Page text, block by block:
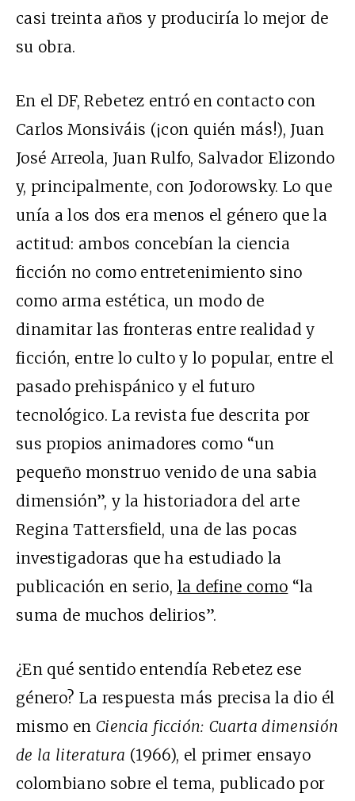
casi treinta años y produciría lo mejor de
su obra.
En el DF, Rebetez entró en contacto con
Carlos Monsiváis (¡con quién más!), Juan
José Arreola, Juan Rulfo, Salvador Elizondo
y, principalmente, con Jodorowsky. Lo que
unía a los dos era menos el género que la
actitud: ambos concebían la ciencia
ficción no como entretenimiento sino
como arma estética, un modo de
dinamitar las fronteras entre realidad y
ficción, entre lo culto y lo popular, entre el
pasado prehispánico y el futuro
tecnológico. La revista fue descrita por
sus propios animadores como “un
pequeño monstruo venido de una sabia
dimensión”, y la historiadora del arte
Regina Tattersfield, una de las pocas
investigadoras que ha estudiado la
publicación en serio, la define como “la
suma de muchos delirios”.
¿En qué sentido entendía Rebetez ese
género? La respuesta más precisa la dio él
mismo enCiencia ficción: Cuarta dimensión
de la literatura (1966), el primer ensayo
colombiano sobre el tema, publicado por